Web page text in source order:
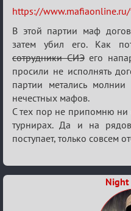
Re:
Семейный
кубок
https://
В этой партии маф
затем убил его. Как
сотрудники СИЭего
просили не исполнять
партии метались
нечестных мафов.
С тех пор не припомню ни
турнирах. Да и на
поступает, только совсем
Night